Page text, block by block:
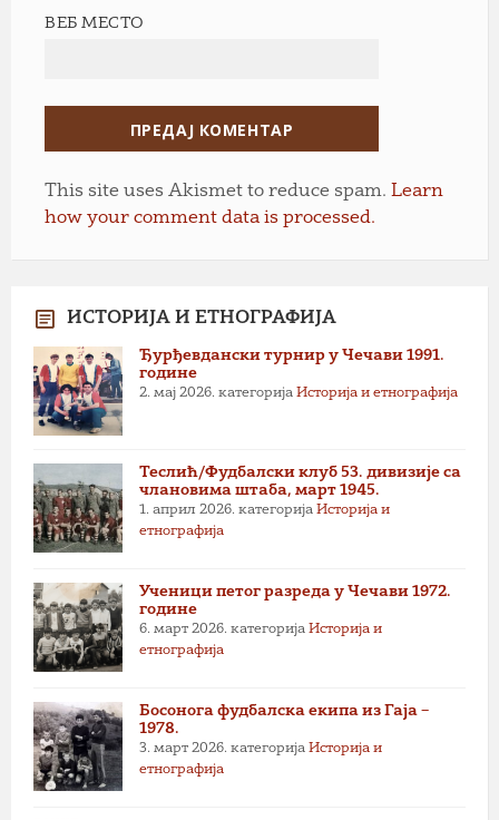
ВЕБ МЕСТО
This site uses Akismet to reduce spam. Learn
how your comment data is processed.
ИСТОРИЈА И ЕТНОГРАФИЈА
Ђурђевдански турнир у Чечави 1991.
године
2. мај 2026. категорија Историја и етнографија
Теслић/Фудбалски клуб 53. дивизије са
члановима штаба, март 1945.
1. април 2026. категорија Историја и
етнографија
Ученици петог разреда у Чечави 1972.
године
6. март 2026. категорија Историја и
етнографија
Босонога фудбалска екипа из Гаја –
1978.
3. март 2026. категорија Историја и
етнографија